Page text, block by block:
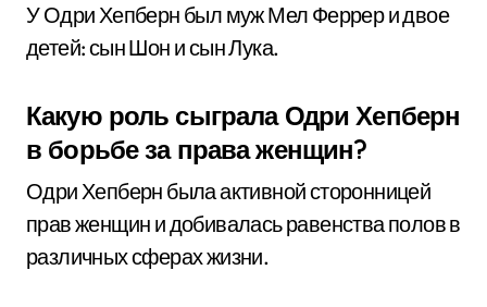
У Одри Хепберн был муж Мел Феррер и двое
детей: сын Шон и сын Лука.
Какую роль сыграла Одри Хепберн
в борьбе за права женщин?
Одри Хепберн была активной сторонницей
прав женщин и добивалась равенства полов в
различных сферах жизни.